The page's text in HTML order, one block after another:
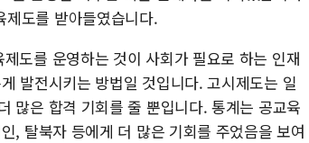
도를 받아들였습니다.
도를 운영하는 것이 사회가 필요로 하는 인재
발전시키는 방법일 것입니다. 고시제도는 일
많은 합격 기회를 줄 뿐입니다. 통계는 공교육
, 탈북자 등에게 더 많은 기회를 주었음을 보여